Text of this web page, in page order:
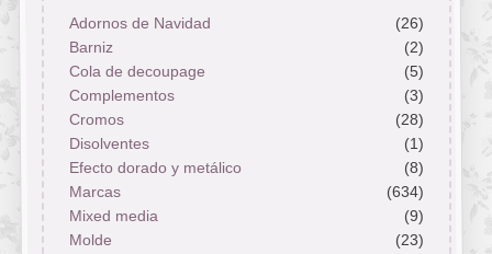
Adornos de Navidad
(26)
Barniz
(2)
Cola de decoupage
(5)
Complementos
(3)
Cromos
(28)
Disolventes
(1)
Efecto dorado y metálico
(8)
Marcas
(634)
Mixed media
(9)
Molde
(23)